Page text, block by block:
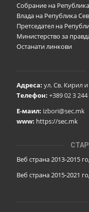
Собрание на
Влада на Република
Претседател на
Министерство за
Останати линкови
Адреса: ул. Св. Кирил
Телефон: +389 02 3 244
Е-маил: izbori@sec.mk
www: https://sec.mk
Веб страна 2013-2015
Веб страна 2015-2021